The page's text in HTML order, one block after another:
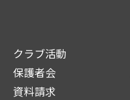
クラブ活動
保護者会
資料請求